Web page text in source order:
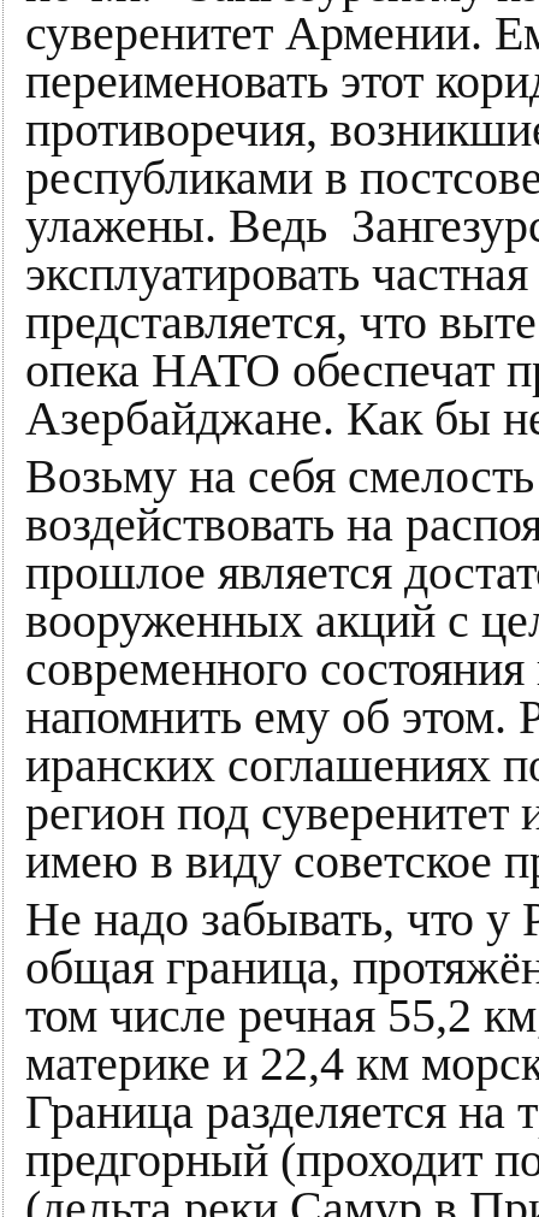
суверенитет Армении.
переименовать этот
противоречия,
республиками в
улажены. Ведь
эксплуатировать
представляется, что
опека НАТО обеспечат
Азербайджане. Как бы
Возьму на себя
воздействовать на
прошлое является
вооруженных акций с
современного
напомнить ему об этом.
иранских соглашениях
регион под
имею в виду советское
Не надо забывать, что
общая граница,
том числе речная 55,2
материке и 22,4 км
Граница разделяется
предгорный (проходит